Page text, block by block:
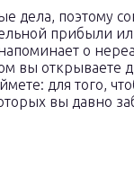
дела, поэтому
прибыли
о
вы открываете
для того,
вы давно